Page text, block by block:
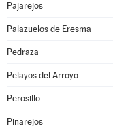
Pajarejos
Palazuelos de Eresma
Pedraza
Pelayos del Arroyo
Perosillo
Pinarejos